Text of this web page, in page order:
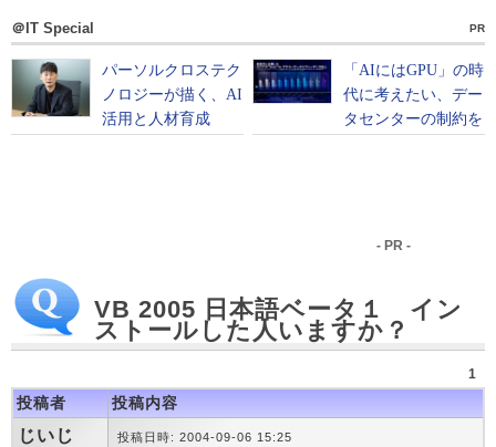
＠IT Special PR
- PR -
VB 2005 日本語ベータ１ イン
ストールした人いますか？
1
投稿者 投稿内容
じいじ 投稿日時: 2004-09-06 15:25